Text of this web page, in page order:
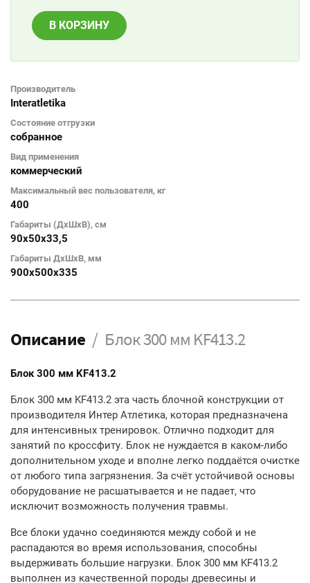
В КОРЗИНУ
Производитель
Interatletika
Состояние отгрузки
собранное
Вид применения
коммерческий
Максимальный вес пользователя, кг
400
Габариты (ДхШхВ), см
90х50х33,5
Габариты ДхШхВ, мм
900х500х335
Описание Блок 300 мм KF413.2
Блок 300 мм KF413.2
Блок 300 мм KF413.2 эта часть блочной конструкции от
производителя Интер Атлетика, которая предназначена
для интенсивных тренировок. Отлично подходит для
занятий по кроссфиту. Блок не нуждается в каком-либо
дополнительном уходе и вполне легко поддаётся очистке
от любого типа загрязнения. За счёт устойчивой основы
оборудование не расшатывается и не падает, что
исключит возможность получения травмы.
Все блоки удачно соединяются между собой и не
распадаются во время использования, способны
выдерживать большие нагрузки. Блок 300 мм KF413.2
выполнен из качественной породы древесины и